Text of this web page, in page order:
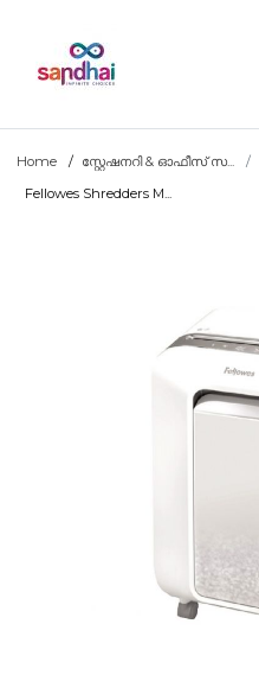
Home സ്റ്റേഷനറി & ഓഫീസ് സ...
Fellowes Shredders M...